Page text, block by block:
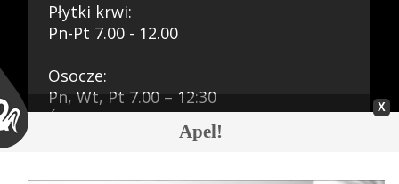
Apel!
Płytki krwi:
Pn-Pt 7.00 - 12.00
Osocze:
Pn, Wt, Pt 7.00 – 12:30
Śr, Czw 7.00 - 16.00
Sobota 7.30 - 11.00